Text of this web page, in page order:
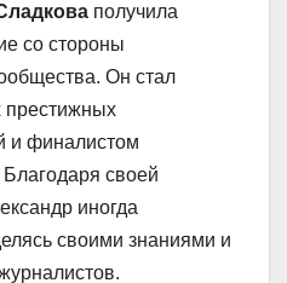
получила
со стороны
Он стал
престижных
и финалистом
своей
иногда
своими знаниями и